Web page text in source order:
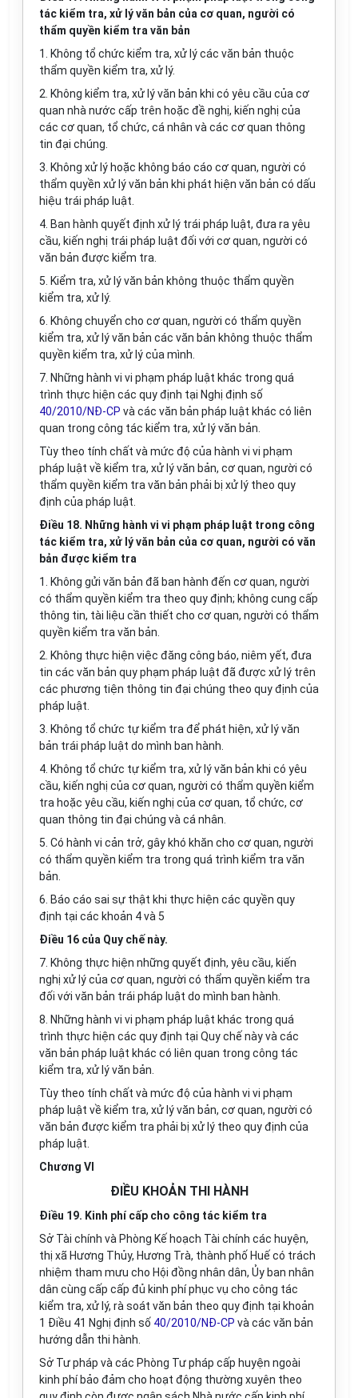
tác kiểm tra, xử lý văn bản của cơ quan, người có
thẩm quyền kiểm tra văn bản
1. Không tổ chức kiểm tra, xử lý các văn bản thuộc
thẩm quyền kiểm tra, xử lý.
2. Không kiểm tra, xử lý văn bản khi có yêu cầu của cơ
quan nhà nước cấp trên hoặc đề nghị, kiến nghị của
các cơ quan, tổ chức, cá nhân và các cơ quan thông
tin đại chúng.
3. Không xử lý hoặc không báo cáo cơ quan, người có
thẩm quyền xử lý văn bản khi phát hiện văn bản có dấu
hiệu trái pháp luật.
4. Ban hành quyết định xử lý trái pháp luật, đưa ra yêu
cầu, kiến nghị trái pháp luật đối với cơ quan, người có
văn bản được kiểm tra.
5. Kiểm tra, xử lý văn bản không thuộc thẩm quyền
kiểm tra, xử lý.
6. Không chuyển cho cơ quan, người có thẩm quyền
kiểm tra, xử lý văn bản các văn bản không thuộc thẩm
quyền kiểm tra, xử lý của mình.
7. Những hành vi vi phạm pháp luật khác trong quá
trình thực hiện các quy định tại Nghị định số
40/2010/NĐ-CP và các văn bản pháp luật khác có liên
quan trong công tác kiểm tra, xử lý văn bản.
Tùy theo tính chất và mức độ của hành vi vi phạm
pháp luật về kiểm tra, xử lý văn bản, cơ quan, người có
thẩm quyền kiểm tra văn bản phải bị xử lý theo quy
định của pháp luật.
Điều 18. Những hành vi vi phạm pháp luật trong công
tác kiểm tra, xử lý văn bản của cơ quan, người có văn
bản được kiểm tra
1. Không gửi văn bản đã ban hành đến cơ quan, người
có thẩm quyền kiểm tra theo quy định; không cung cấp
thông tin, tài liệu cần thiết cho cơ quan, người có thẩm
quyền kiểm tra văn bản.
2. Không thực hiện việc đăng công báo, niêm yết, đưa
tin các văn bản quy phạm pháp luật đã được xử lý trên
các phương tiện thông tin đại chúng theo quy định của
pháp luật.
3. Không tổ chức tự kiểm tra để phát hiện, xử lý văn
bản trái pháp luật do mình ban hành.
4. Không tổ chức tự kiểm tra, xử lý văn bản khi có yêu
cầu, kiến nghị của cơ quan, người có thẩm quyền kiểm
tra hoặc yêu cầu, kiến nghị của cơ quan, tổ chức, cơ
quan thông tin đại chúng và cá nhân.
5. Có hành vi cản trở, gây khó khăn cho cơ quan, người
có thẩm quyền kiểm tra trong quá trình kiểm tra văn
bản.
6. Báo cáo sai sự thật khi thực hiện các quyền quy
định tại các khoản 4 và 5
Điều 16 của Quy chế này.
7. Không thực hiện những quyết định, yêu cầu, kiến
nghị xử lý của cơ quan, người có thẩm quyền kiểm tra
đối với văn bản trái pháp luật do mình ban hành.
8. Những hành vi vi phạm pháp luật khác trong quá
trình thực hiện các quy định tại Quy chế này và các
văn bản pháp luật khác có liên quan trong công tác
kiểm tra, xử lý văn bản.
Tùy theo tính chất và mức độ của hành vi vi phạm
pháp luật về kiểm tra, xử lý văn bản, cơ quan, người có
văn bản được kiểm tra phải bị xử lý theo quy định của
pháp luật.
Chương VI
ĐIỀU KHOẢN THI HÀNH
Điều 19. Kinh phí cấp cho công tác kiểm tra
Sở Tài chính và Phòng Kế hoạch Tài chính các huyện,
thị xã Hương Thủy, Hương Trà, thành phố Huế có trách
nhiệm tham mưu cho Hội đồng nhân dân, Ủy ban nhân
dân cùng cấp cấp đủ kinh phí phục vụ cho công tác
kiểm tra, xử lý, rà soát văn bản theo quy định tại khoản
1 Điều 41 Nghị định số 40/2010/NĐ-CP và các văn bản
hướng dẫn thi hành.
Sở Tư pháp và các Phòng Tư pháp cấp huyện ngoài
kinh phí bảo đảm cho hoạt động thường xuyên theo